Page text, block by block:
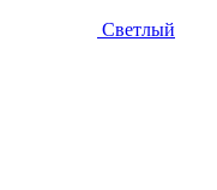
Светлый